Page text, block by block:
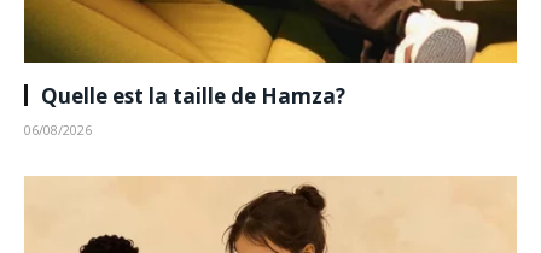
Quelle est la taille de Hamza?
06/08/2026